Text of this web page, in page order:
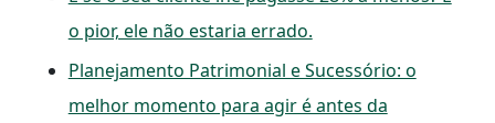
o pior, ele não estaria errado.
Planejamento Patrimonial e Sucessório: o
melhor momento para agir é antes da